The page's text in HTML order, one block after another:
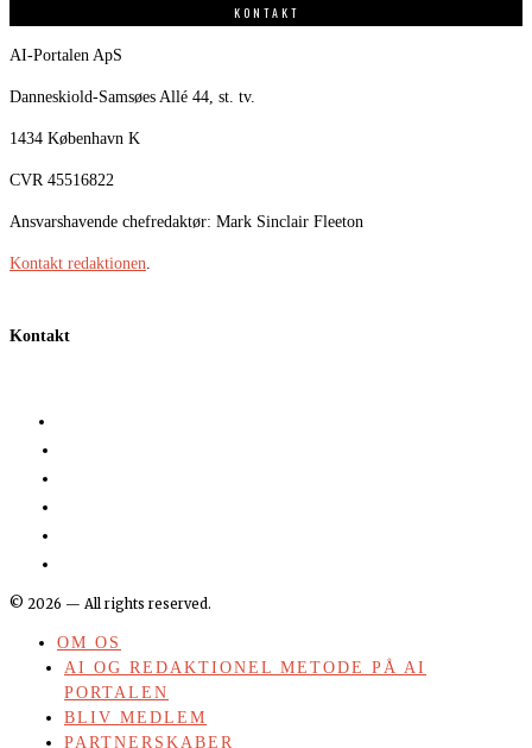
KONTAKT
AI-Portalen ApS
Danneskiold-Samsøes Allé 44, st. tv.
1434 København K
CVR 45516822
Ansvarshavende chefredaktør: Mark Sinclair Fleeton
Kontakt redaktionen
Kontakt
© 2026 — All rights reserved.
OM OS
AI OG REDAKTIONEL METODE PÅ AI
PORTALEN
BLIV MEDLEM
PARTNERSKABER